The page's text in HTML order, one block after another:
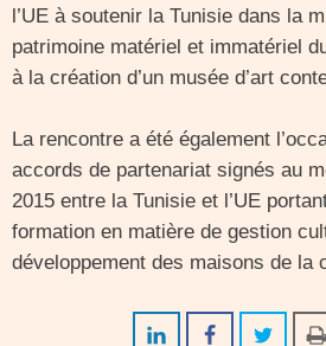
l’UE à soutenir la Tunisie dans la
patrimoine matériel et immatériel
à la création d’un musée d’art
La rencontre a été également
accords de partenariat signés au
2015 entre la Tunisie et l’UE
formation en matière de gestion
développement des maisons de la